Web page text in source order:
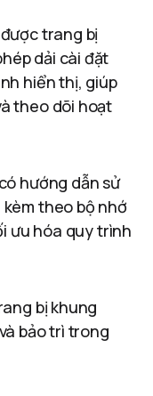
trang bị
dải cài đặt
hiển thị, giúp
theo dõi hoạt
hướng dẫn sử
theo bộ nhớ
ưu hóa quy trình
bị khung
bảo trì trong